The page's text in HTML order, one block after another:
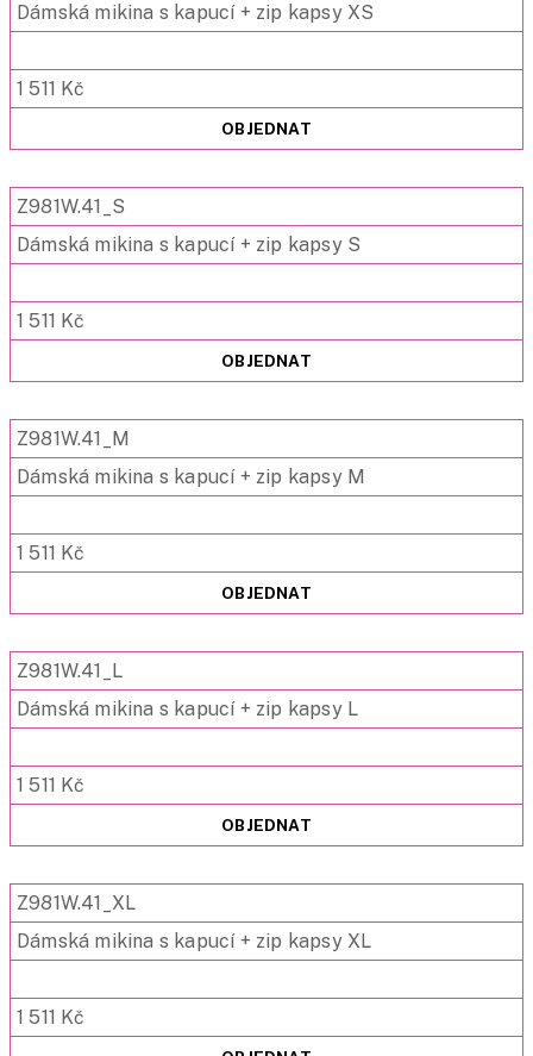
Dámská mikina s kapucí + zip kapsy XS
1 511 Kč
OBJEDNAT
Z981W.41_S
Dámská mikina s kapucí + zip kapsy S
1 511 Kč
OBJEDNAT
Z981W.41_M
Dámská mikina s kapucí + zip kapsy M
1 511 Kč
OBJEDNAT
Z981W.41_L
Dámská mikina s kapucí + zip kapsy L
1 511 Kč
OBJEDNAT
Z981W.41_XL
Dámská mikina s kapucí + zip kapsy XL
1 511 Kč